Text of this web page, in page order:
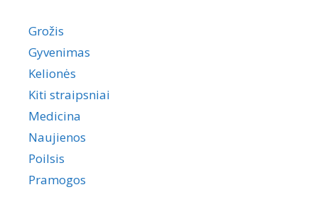
Grožis
Gyvenimas
Kelionės
Kiti straipsniai
Medicina
Naujienos
Poilsis
Pramogos